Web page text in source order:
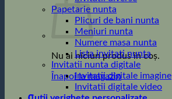
Nu ai niciun produs în coș.
Înapoi la magazin
Papetarie nunta
Plicuri de bani nunta
Meniuri nunta
Numere masa nunta
Lista invitati nunta
Invitatii nunta digitale
Invitatii digitale imagine
Invitatii digitale video